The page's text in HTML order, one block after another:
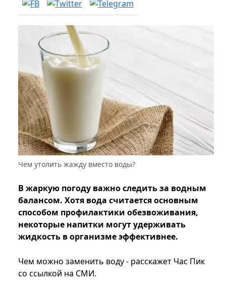
Чем утолить жажду вместо воды?
В жаркую погоду важно следить за водным
балансом. Хотя вода считается основным
способом профилактики обезвоживания,
некоторые напитки могут удерживать
жидкость в организме эффективнее.
Чем можно заменить воду - расскажет Час Пик
со ссылкой на СМИ.